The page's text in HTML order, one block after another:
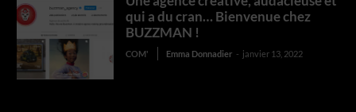
qui a du cran… Bienvenue chez
BUZZMAN !
COM' Emma Donnadier - janvier 13, 2022